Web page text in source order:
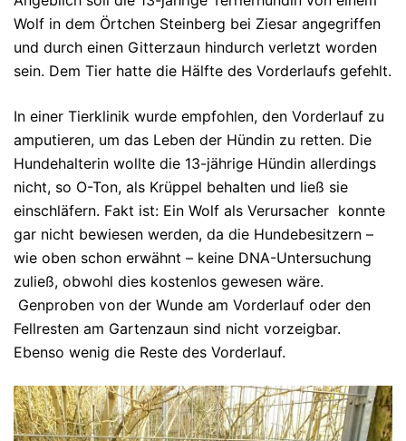
Wolf in dem Örtchen Steinberg bei Ziesar angegriffen
und durch einen Gitterzaun hindurch verletzt worden
sein. Dem Tier hatte die Hälfte des Vorderlaufs gefehlt.
In einer Tierklinik wurde empfohlen, den Vorderlauf zu
amputieren, um das Leben der Hündin zu retten. Die
Hundehalterin wollte die 13-jährige Hündin allerdings
nicht, so O-Ton, als Krüppel behalten und ließ sie
einschläfern. Fakt ist: Ein Wolf als Verursacher konnte
gar nicht bewiesen werden, da die Hundebesitzern –
wie oben schon erwähnt – keine DNA-Untersuchung
zuließ, obwohl dies kostenlos gewesen wäre.
Genproben von der Wunde am Vorderlauf oder den
Fellresten am Gartenzaun sind nicht vorzeigbar.
Ebenso wenig die Reste des Vorderlauf.